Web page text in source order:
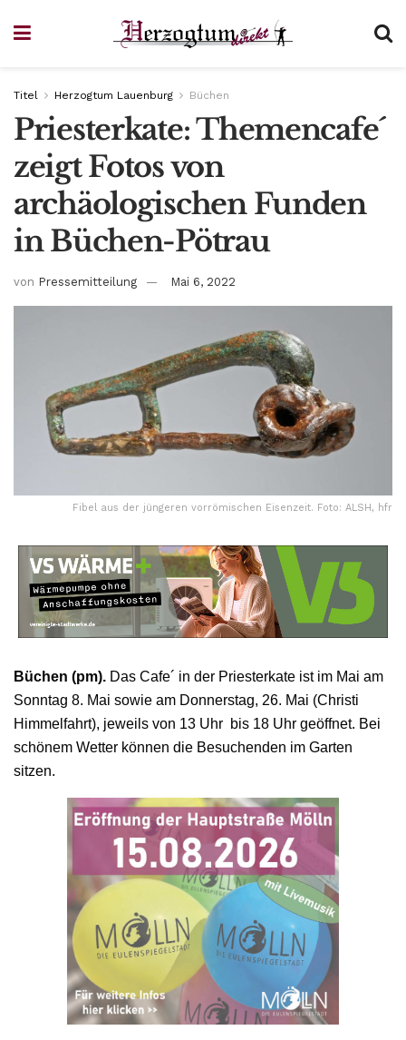
Titel Herzogtum Lauenburg Büchen
Priesterkate: Themencafe´
zeigt Fotos von
archäologischen Funden
in Büchen-Pötrau
von Pressemitteilung Mai 6, 2022
Fibel aus der jüngeren vorrömischen Eisenzeit. Foto: ALSH, hfr
Büchen (pm). Das Cafe´ in der Priesterkate ist im Mai am
Sonntag 8. Mai sowie am Donnerstag, 26. Mai (Christi
Himmelfahrt), jeweils von 13 Uhr bis 18 Uhr geöffnet. Bei
schönem Wetter können die Besuchenden im Garten
sitzen.